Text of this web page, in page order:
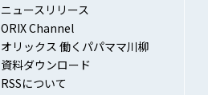
ニュースリリース
ORIX Channel
オリックス 働くパパママ川柳
資料ダウンロード
RSSについて